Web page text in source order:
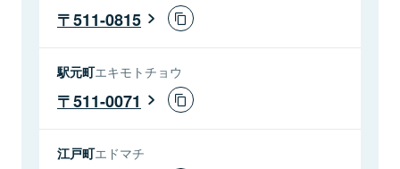
511-0815
駅元町エキモトチョウ
511-0071
江戸町エドマチ